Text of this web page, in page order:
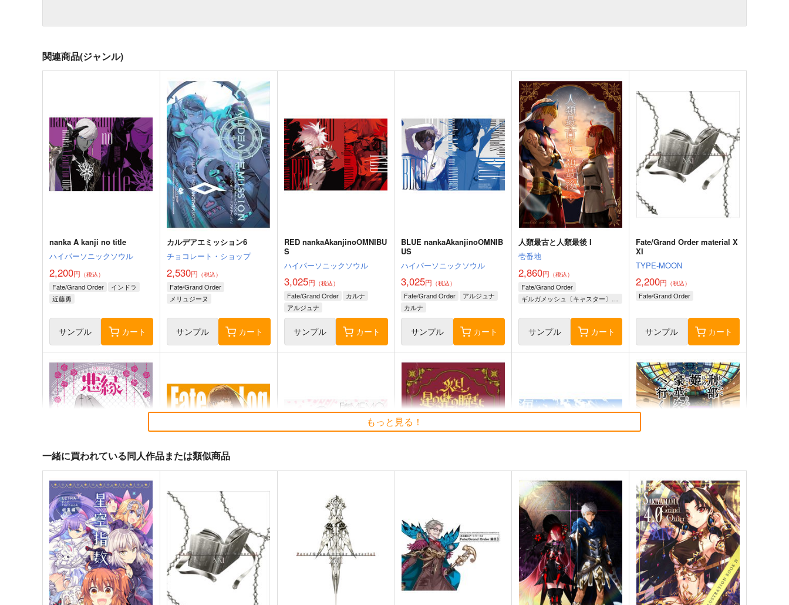
関連商品(ジャンル)
nanka A kanji no title
ハイパーソニックソウル
2,200円 （税込）
Fate/Grand Order
インドラ
近藤勇
サンプル カート
カルデアエミッション6
チョコレート・ショップ
2,530円 （税込）
Fate/Grand Order
メリュジーヌ
サンプル カート
RED nankaAkanjinoOMNIBU
S
ハイパーソニックソウル
3,025円 （税込）
Fate/Grand Order
カルナ
アルジュナ
サンプル カート
BLUE nankaAkanjinoOMNIB
US
ハイパーソニックソウル
3,025円 （税込）
Fate/Grand Order
アルジュナ
カルナ
サンプル カート
人類最古と人類最後 I
壱番地
2,860円 （税込）
Fate/Grand Order
ギルガメッシュ〔キャスター〕×ぐだ子
サンプル カート
Fate/Grand Order material X
XI
TYPE-MOON
2,200円 （税込）
Fate/Grand Order
サンプル カート
悪縁
ぽむ屋
770円（税込）
Fate/Grand Order
マシュ・キリエライト
リリス
Fate Log Grand UNOFFICIA
L FANBOOK
act on
1,430円（税込）
Fate/Grand Order
岸波白野
Fate/GOMEMO10
785円（税込）
Fate/Grand Order
火よ！星の光の瞬きよ
Owen
5,500円（税込）
Fate/Grand Order
巌窟王 エドモン・ダンテス
巌窟王 モンテ・クリスト
海嘯に永訣
Owen
787円（税込）
Fate/Grand Order
斎藤一
藤丸立香
刑部姫 豪華客船へ行く
んじゃめな本舗
605円 （税込）
Fate/Grand Order
刑部姫
蘆屋道満
もっと見る！
一緒に買われている同人作品または類似商品